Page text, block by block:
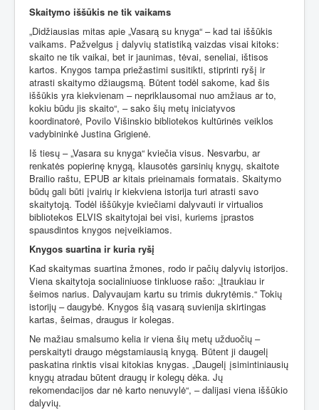
Skaitymo iššūkis ne tik vaikams
„Didžiausias mitas apie „Vasarą su knyga“ – kad tai iššūkis
vaikams. Pažvelgus į dalyvių statistiką vaizdas visai kitoks:
skaito ne tik vaikai, bet ir jaunimas, tėvai, seneliai, ištisos
kartos. Knygos tampa priežastimi susitikti, stiprinti ryšį ir
atrasti skaitymo džiaugsmą. Būtent todėl sakome, kad šis
iššūkis yra kiekvienam – nepriklausomai nuo amžiaus ar to,
kokiu būdu jis skaito“, – sako šių metų iniciatyvos
koordinatorė, Povilo Višinskio bibliotekos kultūrinės veiklos
vadybininkė Justina Grigienė.
Iš tiesų – „Vasara su knyga“ kviečia visus. Nesvarbu, ar
renkatės popierinę knygą, klausotės garsinių knygų, skaitote
Brailio raštu, EPUB ar kitais prieinamais formatais. Skaitymo
būdų gali būti įvairių ir kiekviena istorija turi atrasti savo
skaitytoją. Todėl iššūkyje kviečiami dalyvauti ir virtualios
bibliotekos ELVIS skaitytojai bei visi, kuriems įprastos
spausdintos knygos neįveikiamos.
Knygos suartina ir kuria ryšį
Kad skaitymas suartina žmones, rodo ir pačių dalyvių istorijos.
Viena skaitytoja socialiniuose tinkluose rašo: „Įtraukiau ir
šeimos narius. Dalyvaujam kartu su trimis dukrytėmis.“ Tokių
istorijų – daugybė. Knygos šią vasarą suvienija skirtingas
kartas, šeimas, draugus ir kolegas.
Ne mažiau smalsumo kelia ir viena šių metų užduočių –
perskaityti draugo mėgstamiausią knygą. Būtent ji daugelį
paskatina rinktis visai kitokias knygas. „Daugelį įsimintiniausių
knygų atradau būtent draugų ir kolegų dėka. Jų
rekomendacijos dar nė karto nenuvylė“, – dalijasi viena iššūkio
dalyvių.